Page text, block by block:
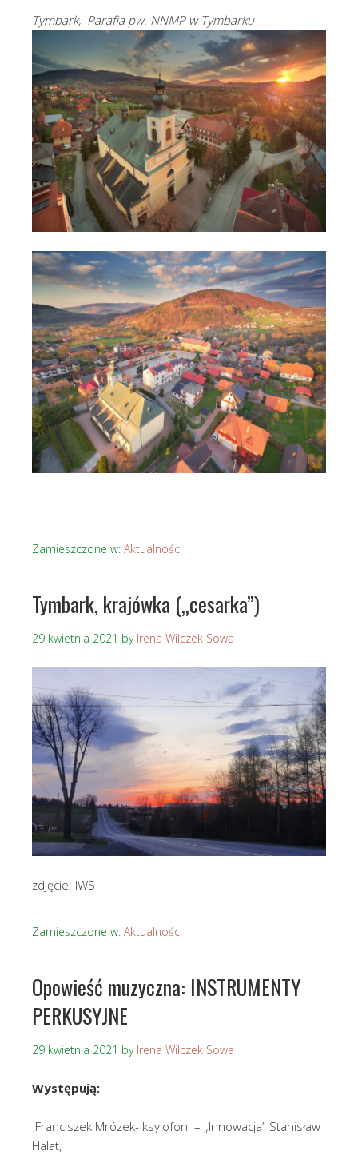
Tymbark, Parafia pw. NNMP w Tymbarku
Zamieszczone w: Aktualności
Tymbark, krajówka („cesarka”)
29 kwietnia 2021 by Irena Wilczek Sowa
zdjęcie: IWS
Zamieszczone w: Aktualności
Opowieść muzyczna: INSTRUMENTY
PERKUSYJNE
29 kwietnia 2021 by Irena Wilczek Sowa
Występują:
Franciszek Mrózek- ksylofon – „Innowacja” Stanisław
Halat,